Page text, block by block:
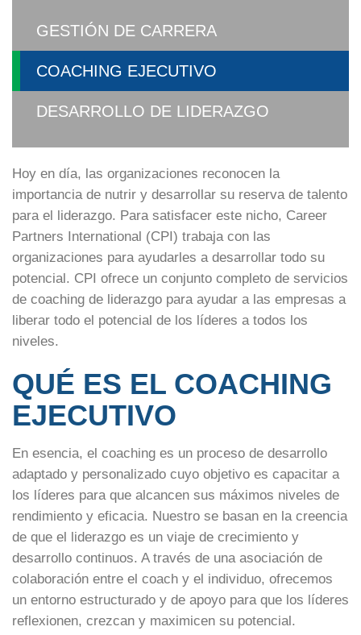
GESTIÓN DE CARRERA
COACHING EJECUTIVO
DESARROLLO DE LIDERAZGO
Hoy en día, las organizaciones reconocen la
importancia de nutrir y desarrollar su reserva de talento
para el liderazgo. Para satisfacer este nicho, Career
Partners International (CPI) trabaja con las
organizaciones para ayudarles a desarrollar todo su
potencial. CPI ofrece un conjunto completo de servicios
de coaching de liderazgo para ayudar a las empresas a
liberar todo el potencial de los líderes a todos los
niveles.
QUÉ ES EL COACHING
EJECUTIVO
En esencia, el coaching es un proceso de desarrollo
adaptado y personalizado cuyo objetivo es capacitar a
los líderes para que alcancen sus máximos niveles de
rendimiento y eficacia. Nuestro se basan en la creencia
de que el liderazgo es un viaje de crecimiento y
desarrollo continuos. A través de una asociación de
colaboración entre el coach y el individuo, ofrecemos
un entorno estructurado y de apoyo para que los líderes
reflexionen, crezcan y maximicen su potencial.